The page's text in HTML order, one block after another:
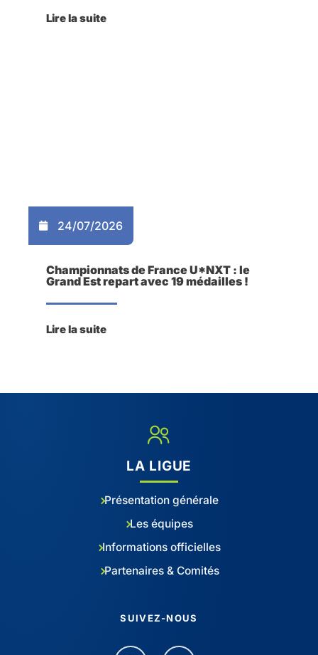
Lire la suite
24/07/2026
Championnats de France U*NXT : le
Grand Est repart avec 19 médailles !
Lire la suite
LA LIGUE
Présentation générale
Les équipes
Informations officielles
Partenaires & Comités
SUIVEZ-NOUS